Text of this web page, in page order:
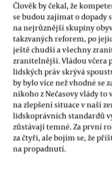
Člověk by čekal, že
se budou zajímat o dopady
na nejrůznější skupiny
takzvaných reforem, po
ještě chudší a všechny
zranitelnější. Vládou včera
lidských práv skrývá
by bylo více než vhodné se
nikoho z Nečasovy vlády
na zlepšení situace v naší
lidskoprávních standardů
zůstávají temné. Za první
za čtyři, ale bojím se, že
na propadnutí.